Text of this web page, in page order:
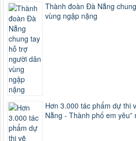
Thành đoàn Đà Nẵng
vùng ngập nặng
Hơn 3.000 tác phẩm dự thi
Nẵng - Thành phố em yêu”